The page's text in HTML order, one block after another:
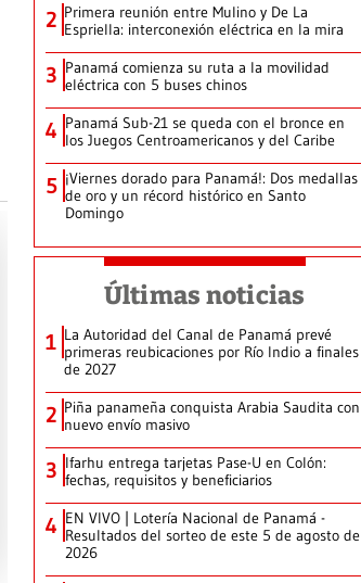
2 Primera reunión entre Mulino y De La
Espriella: interconexión eléctrica en la mira
3 Panamá comienza su ruta a la movilidad
eléctrica con 5 buses chinos
4 Panamá Sub-21 se queda con el bronce en
los Juegos Centroamericanos y del Caribe
5 ¡Viernes dorado para Panamá!: Dos medallas
de oro y un récord histórico en Santo
Domingo
Últimas noticias
1 La Autoridad del Canal de Panamá prevé
primeras reubicaciones por Río Indio a finales
de 2027
2 Piña panameña conquista Arabia Saudita con
nuevo envío masivo
3 Ifarhu entrega tarjetas Pase-U en Colón:
fechas, requisitos y beneficiarios
4 EN VIVO | Lotería Nacional de Panamá -
Resultados del sorteo de este 5 de agosto de
2026